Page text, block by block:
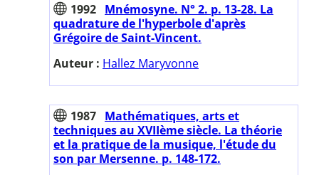
1992 Mnémosyne. N° 2. p. 13-28. La
quadrature de l'hyperbole d'après
Grégoire de Saint-Vincent.
Auteur : Hallez Maryvonne
1987 Mathématiques, arts et
techniques au XVIIème siècle. La théorie
et la pratique de la musique, l'étude du
son par Mersenne. p. 148-172.